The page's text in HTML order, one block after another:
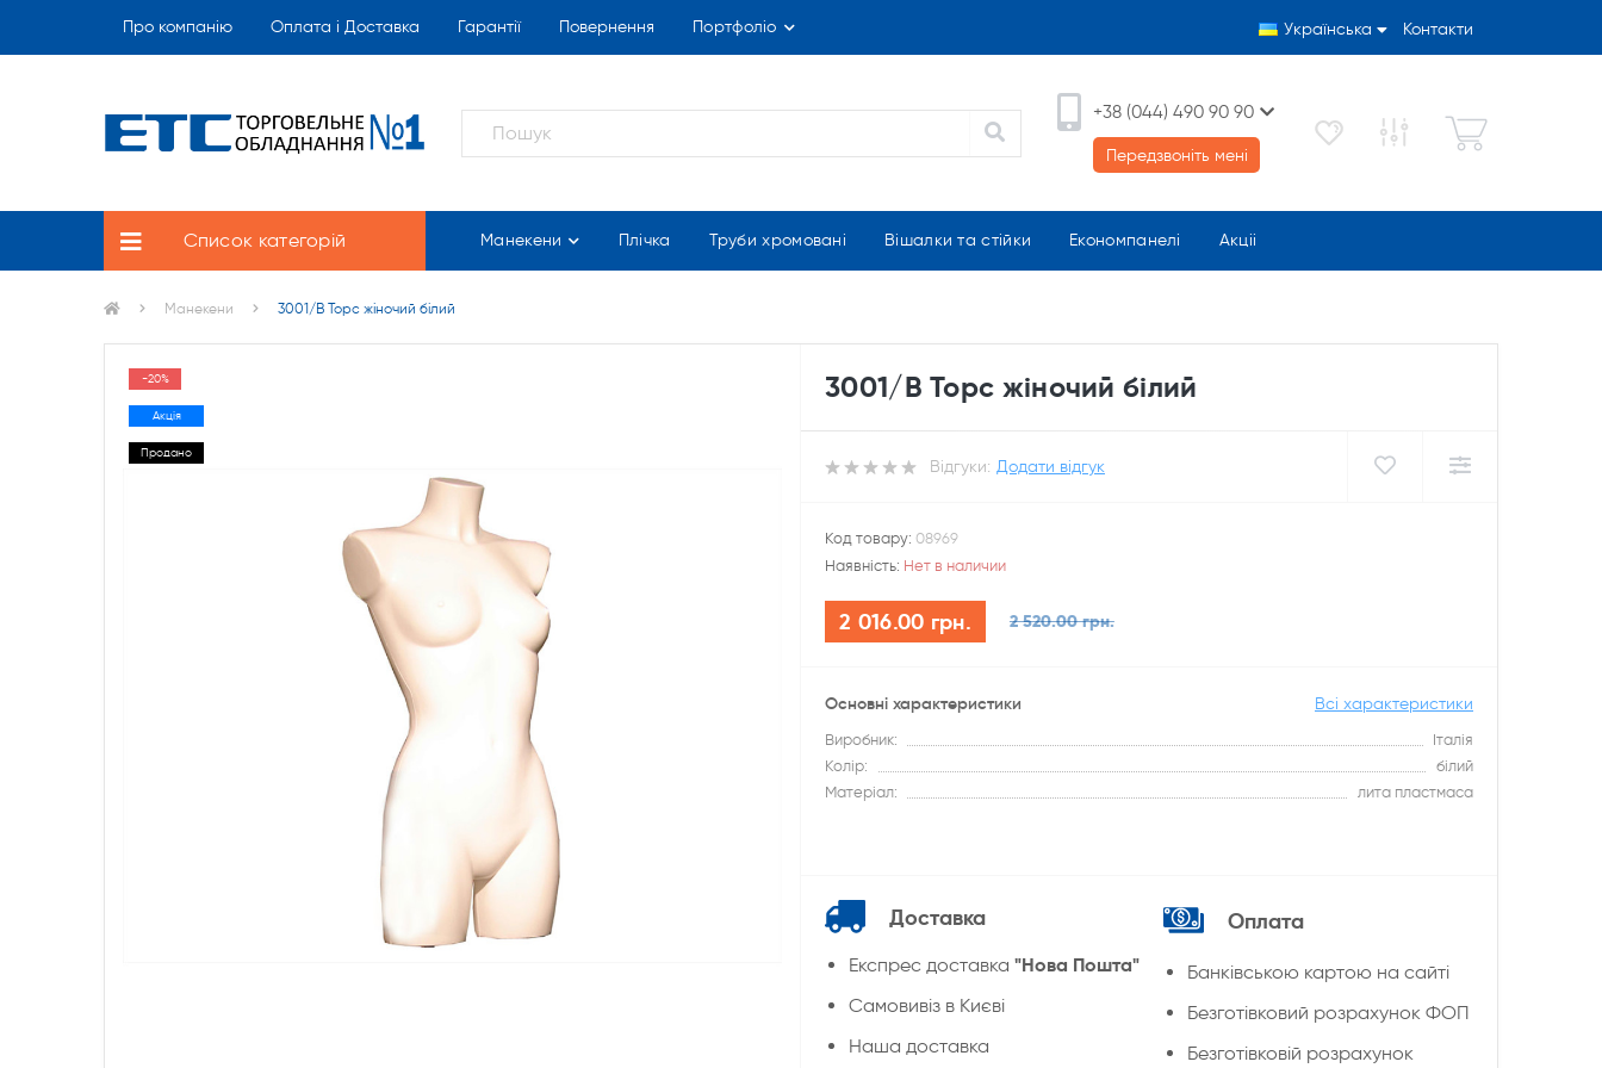
Про компанію Оплата і Доставка Гарантії Повернення Портфоліо Українська Контакти
+38 (044) 490 90 90
Передзвоніть мені
Список категорій Манекени Плічка Труби хромовані Вішалки та стійки Економпанелі Акціі
Манекени 3001/В Торс жіночий білий
-20%
Акція
Продано
3001/В Торс жіночий білий
Відгуки: Додати відгук
Код товару: 08969
Наявність: Нет в наличии
2 016.00 грн. 2 520.00 грн.
Основні характеристики Всі характеристики
Виробник:
Італія
Колір:
білий
Матеріал:
лита пластмаса
Доставка
Експрес доставка "Нова Пошта"
Cамовивіз в Києві
Наша доставка
Оплата
Банківською картою на сайті
Безготівковий розрахунок ФОП
Безготівковій розрахунок